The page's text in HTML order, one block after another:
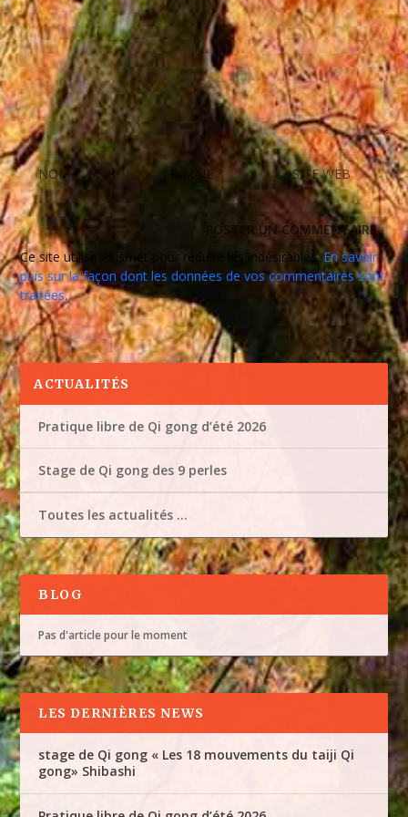
Ce site utilise Akismet pour réduire les indésirables.En savoir
plus sur la façon dont les données de vos commentaires sont
traitées.
ACTUALITÉS
Pratique libre de Qi gong d’été 2026
Stage de Qi gong des 9 perles
Toutes les actualités …
BLOG
Pas d'article pour le moment
LES DERNIÈRES NEWS
stage de Qi gong « Les 18 mouvements du taiji Qi
gong» Shibashi